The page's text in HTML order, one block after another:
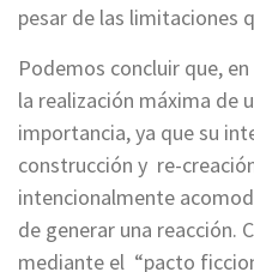
pesar de las limitaciones
Podemos concluir que,
la realización máxima de
importancia, ya que su
construcción y re-
intencionalmente
de generar una reacción.
mediante el “pacto